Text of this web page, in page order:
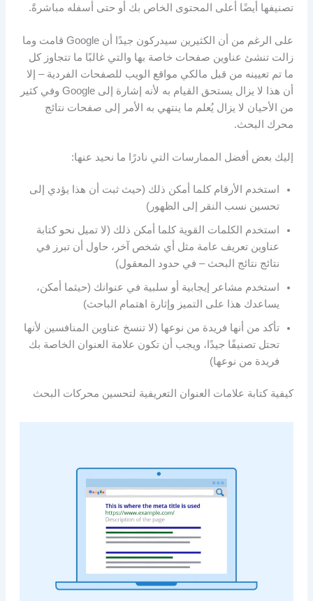
تصنيفها أيضًا أعلى المحتوى الخاص بك أو حتى أسفله مباشرةً.
على الرغم من أن الكثيرين سيدركون جيدًا أن Google قامت وما
زالت تنشئ عناوين صفحات خاصة بها والتي غالبًا ما تتجاوز كل
ما تم تعيينه من قبل مالكي مواقع الويب للصفحات الفردية – إلا
أن هذا لا يزال يستحق القيام به لأنه إشارة إلى Google وفي كثير
من الأحيان لا يزال يُعلم ما ينتهي به الأمر إلى صفحات نتائج
محرك البحث.
إليك بعض أفضل الممارسات التي نادرًا ما نحيد عنها:
استخدم الأرقام كلما أمكن ذلك (حيث ثبت أن هذا يؤدي إلى
تحسين نسب النقر إلى الظهور)
استخدم الكلمات القوية كلما أمكن ذلك (لا تميل نحو كتابة
عناوين تعريف عامة مثل أي شخص آخر، حاول أن تبرز في
نتائج نتائج البحث – في حدود المعقول)
استخدم مشاعر إيجابية أو سلبية في عنوانك (حيثما أمكن،
يساعدك هذا على التميز وإثارة اهتمام الباحث)
تأكد من أنها فريدة من نوعها (لا تنسخ عناوين المنافسين لأنها
تحتل تصنيفًا جيدًا، ويجب أن تكون علامة العنوان الخاصة بك
فريدة من نوعها)
كيفية كتابة علامات العنوان التعريفية لتحسين محركات البحث